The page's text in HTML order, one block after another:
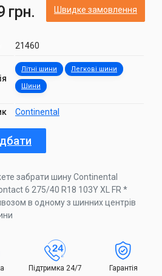
грн. Швидке замовлення
21460
Літні шини Легкові шини
Шини
Continental
забрати шину Continental
6 275/40 R18 103Y XL FR *
в одному з шинних центрів
Підтримка 24/7 Гарантія